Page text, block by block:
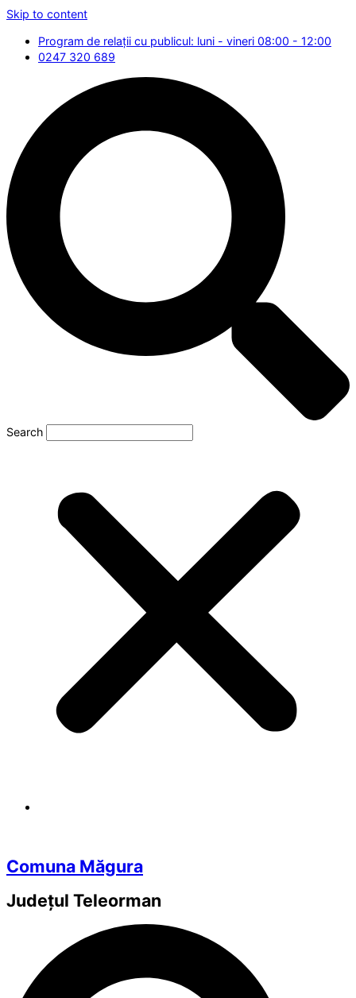
Skip to content
Program de relații cu publicul: luni - vineri 08:00 - 12:00
0247 320 689
Search
Comuna Măgura
Județul Teleorman